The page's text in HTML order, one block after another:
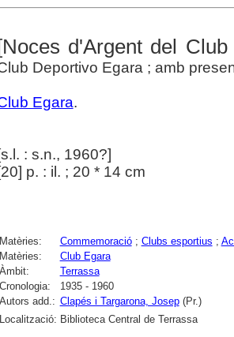
d'Argent del
Deportivo Egara ; amb
Egara.
[s.l. : s.n., 1960?]
[20] p. : il. ; 20 * 14 cm
Matèries: Commemoració; Clubs esportius ;
Matèries:
Club Egara
Àmbit:
Terrassa
Cronologia:
1935 - 1960
Autors add.: Clapés i Targarona, Josep(Pr.)
Localització: Biblioteca Central de Terrassa